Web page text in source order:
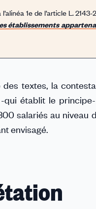
1e de l’article L.
établissements
textes, la
qui établit le
salariés au niveau
envisagé.